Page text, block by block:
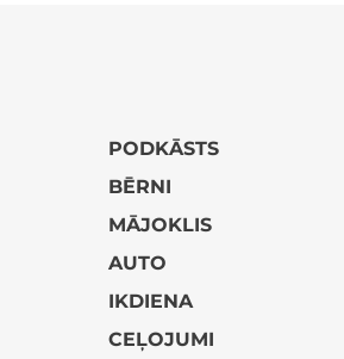
PODKĀSTS
BĒRNI
MĀJOKLIS
AUTO
IKDIENA
CEĻOJUMI